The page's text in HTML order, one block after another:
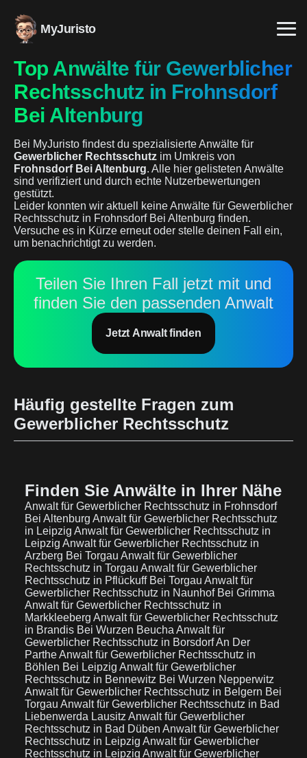
MyJuristo
Top Anwälte für Gewerblicher
Rechtsschutz in Frohnsdorf
Bei Altenburg
Bei MyJuristo findest du spezialisierte Anwälte für
Gewerblicher Rechtsschutz im Umkreis von
Frohnsdorf Bei Altenburg. Alle hier gelisteten Anwälte
sind verifiziert und durch echte Nutzerbewertungen
gestützt.
Leider konnten wir aktuell keine Anwälte für Gewerblicher
Rechtsschutz in Frohnsdorf Bei Altenburg finden.
Versuche es in Kürze erneut oder stelle deinen Fall ein,
um benachrichtigt zu werden.
Teilen Sie Ihren Fall jetzt mit und
finden Sie den passenden Anwalt
Jetzt Anwalt finden
Häufig gestellte Fragen zum
Gewerblicher Rechtsschutz
Finden Sie Anwälte in Ihrer Nähe
Anwalt für Gewerblicher Rechtsschutz in Frohnsdorf
Bei Altenburg Anwalt für Gewerblicher Rechtsschutz
in Leipzig Anwalt für Gewerblicher Rechtsschutz in
Leipzig Anwalt für Gewerblicher Rechtsschutz in
Arzberg Bei Torgau Anwalt für Gewerblicher
Rechtsschutz in Torgau Anwalt für Gewerblicher
Rechtsschutz in Pflückuff Bei Torgau Anwalt für
Gewerblicher Rechtsschutz in Naunhof Bei Grimma
Anwalt für Gewerblicher Rechtsschutz in
Markkleeberg Anwalt für Gewerblicher Rechtsschutz
in Brandis Bei Wurzen Beucha Anwalt für
Gewerblicher Rechtsschutz in Borsdorf An Der
PartheAnwalt für Gewerblicher Rechtsschutz in
Böhlen Bei Leipzig Anwalt für Gewerblicher
Rechtsschutz in Bennewitz Bei Wurzen Nepperwitz
Anwalt für Gewerblicher Rechtsschutz in Belgern Bei
Torgau Anwalt für Gewerblicher Rechtsschutz in Bad
Liebenwerda Lausitz Anwalt für Gewerblicher
Rechtsschutz in Bad Düben Anwalt für Gewerblicher
Rechtsschutz in Leipzig Anwalt für Gewerblicher
Rechtsschutz in Leipzig Anwalt für Gewerblicher